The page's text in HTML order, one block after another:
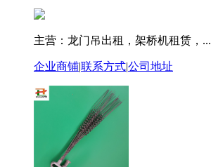
主营：龙门吊出租，架桥机租赁，...
企业商铺|联系方式|公司地址